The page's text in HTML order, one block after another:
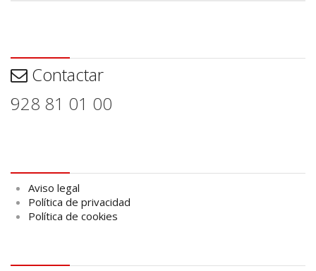
Contactar
928 81 01 00
Aviso legal
Política de privacidad
Política de cookies